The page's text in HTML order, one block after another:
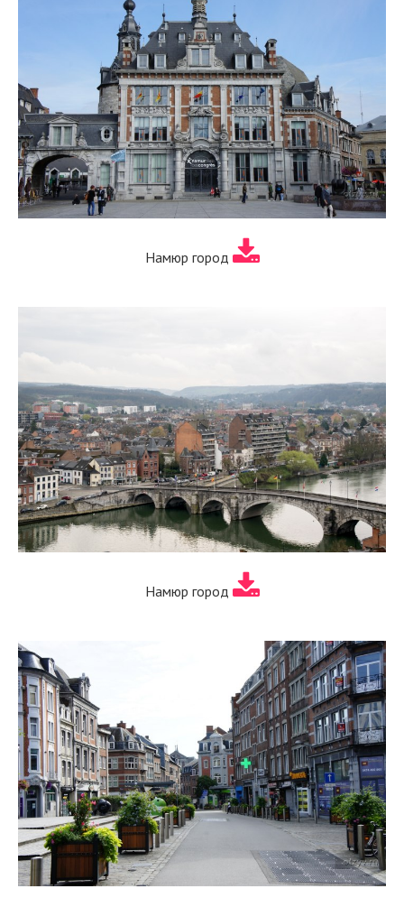
Намюр город
Намюр город